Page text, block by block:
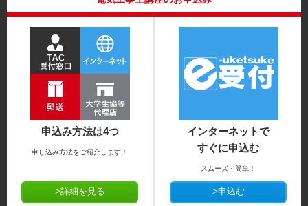
申込み方法は4つ
申し込み方法をご紹介します！
>詳細を見る
インターネットで
すぐに申込む
スムーズ・簡単！
>申込む